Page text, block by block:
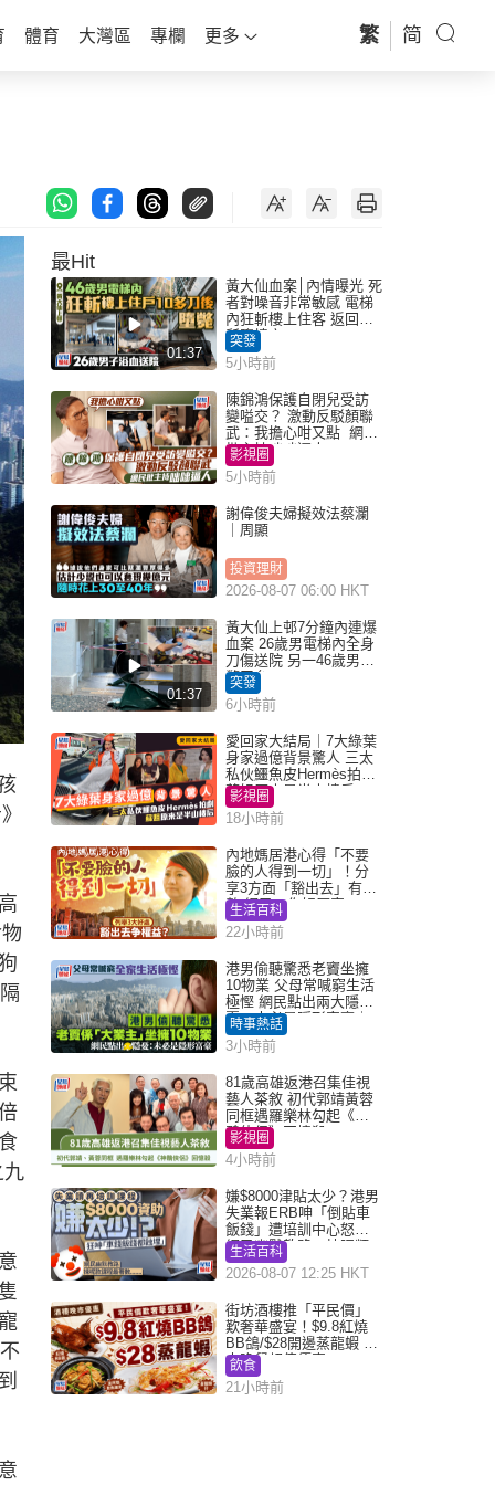
體育 大灣區 專欄 更多 繁 简
九
最Hit
01:37
黃大仙血案│內情曝光 死
者對噪音非常敏感 電梯
內狂斬樓上住客 返回住
所墮樓亡
突發
5小時前
陳錦鴻保護自閉兒受訪
變嗌交？ 激動反駁顏聯
武：我擔心咁又點 網民
批主持咄咄逼人
影視圈
5小時前
謝偉俊夫婦擬效法蔡瀾
｜周顯
投資理財
2026-08-07 06:00 HKT
01:37
黃大仙上邨7分鐘內連爆
血案 26歲男電梯內全身
刀傷送院 另一46歲男倒
斃平台
突發
6小時前
愛回家大結局｜7大綠葉
身家過億背景驚人 三太
私伙鱷魚皮Hermès拍劇
蘇姐原來是半山樓后
影視圈
18小時前
內地媽居港心得「不要
臉的人得到一切」！分
享3方面「豁出去」有著
數 網民：你好厲害
生活百科
22小時前
港男偷聽驚悉老竇坐擁
10物業 父母常喊窮生活
極慳 網民點出兩大隱
憂：未必是隱形富豪｜
Juicy叮
時事熱話
3小時前
81歲高雄返港召集佳視
藝人茶敘 初代郭靖黃蓉
同框遇羅樂林勾起《神
鵰俠侶》回憶殺
影視圈
4小時前
嫌$8000津貼太少？港男
失業報ERB呻「倒貼車
飯錢」遭培訓中心怒轟
網民幽默教路：揀呢類
課程唔會蝕...
生活百科
2026-08-07 12:25 HKT
街坊酒樓推「平民價」
歎奢華盛宴！$9.8紅燒
BB鴿/$28開邊蒸龍蝦 3
大晚餐超值優惠
飲食
21小時前